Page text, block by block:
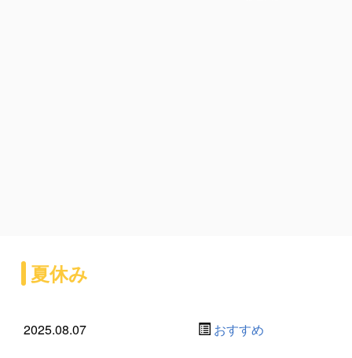
夏休み
2025.08.07 おすすめ